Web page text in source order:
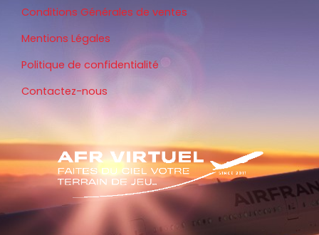
Conditions Générales de ventes
Mentions Légales
Politique de confidentialité
Contactez-nous